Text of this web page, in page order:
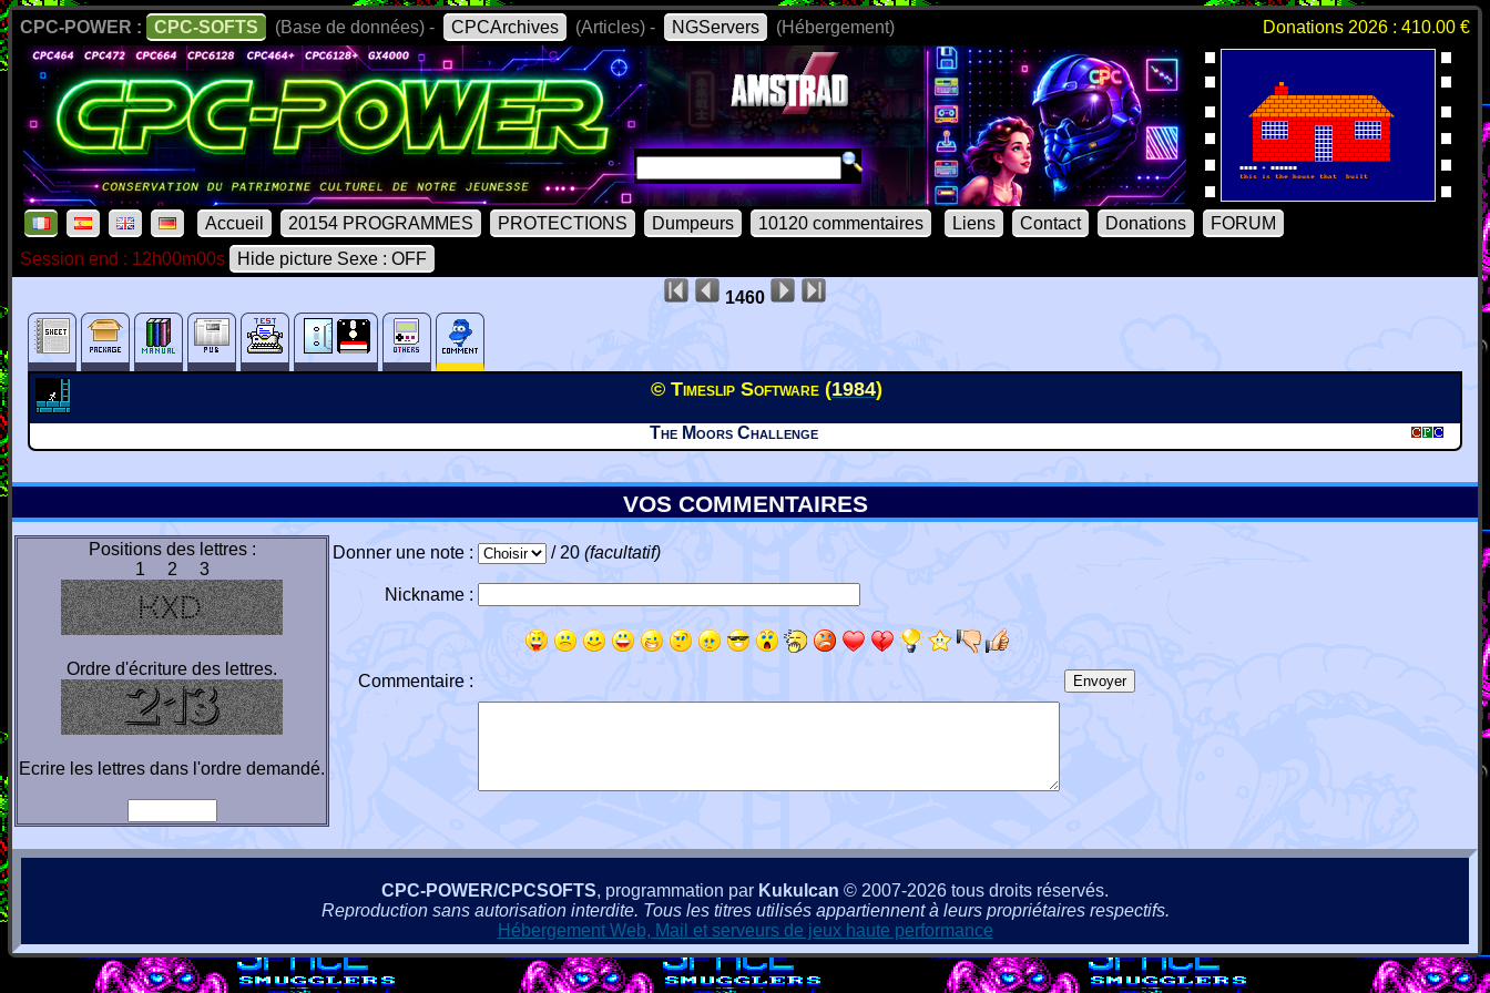
CPC-POWER : CPC-SOFTS (Base de données) - CPCArchives (Articles) - NGServers (Hébergement) Donations 2026 : 410.00 €
Accueil 20154 PROGRAMMES PROTECTIONS Dumpeurs 10120 commentaires Liens Contact Donations
FORUM
Session end : 12h00m00s
Hide picture Sexe : OFF
1460
© Timeslip Software (1984)
The Moors Challenge
VOS COMMENTAIRES
Positions des lettres :
1 2 3
Ordre d'écriture des lettres.
Ecrire les lettres dans l'ordre demandé.
Donner une note : / 20 (facultatif)
Nickname :
Commentaire :
CPC-POWER/CPCSOFTS, programmation par Kukulcan © 2007-2026 tous droits réservés.
Reproduction sans autorisation interdite. Tous les titres utilisés appartiennent à leurs propriétaires respectifs.
Hébergement Web, Mail et serveurs de jeux haute performance